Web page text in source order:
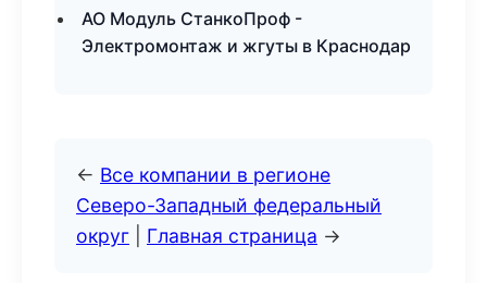
АО Модуль СтанкоПроф -
Электромонтаж и жгуты в Краснодар
← Все компании в регионе
Северо-Западный федеральный
округ
Главная страница →